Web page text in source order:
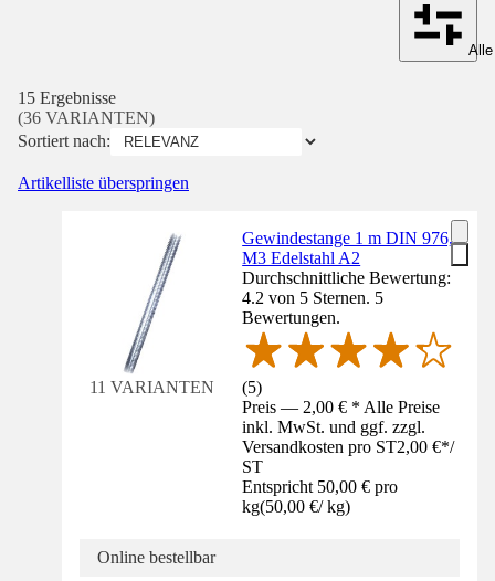
15 Ergebnisse
(36 VARIANTEN)
Sortiert nach:
Artikelliste überspringen
11 VARIANTEN
Gewindestange 1 m DIN 976,
M3 Edelstahl A2
Durchschnittliche Bewertung:
4.2 von 5 Sternen. 5
Bewertungen.
(5)
Preis — 2,00 € * Alle Preise
inkl. MwSt. und ggf. zzgl.
Versandkosten pro ST2,00 €*/
ST
Entspricht 50,00 € pro
kg(50,00 €/ kg)
Online bestellbar